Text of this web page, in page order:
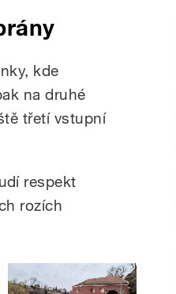
kde
na druhé
třetí vstupní
respekt
rozích